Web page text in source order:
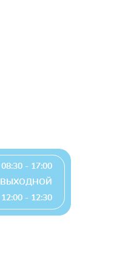
08:30 - 17:00
ВЫХОДНОЙ
12:00 - 12:30